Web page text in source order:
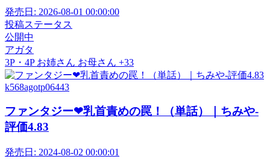
発売日: 2026-08-01 00:00:00
投稿ステータス
公開中
アガタ
3P・4P お姉さん お母さん +33
k568agotp06443
ファンタジー❤乳首責めの罠！（単話）｜ちみや-
評価4.83
発売日: 2024-08-02 00:00:01